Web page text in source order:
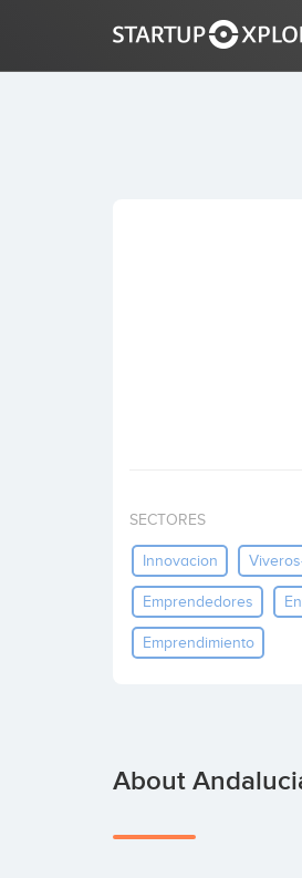
SECTORES
Innovacion
Emprendedores
Emprendimiento
About